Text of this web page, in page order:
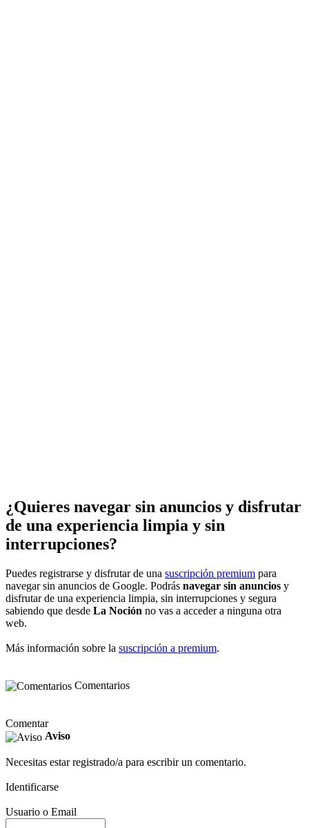
¿Quieres navegar sin anuncios y disfrutar
de una experiencia limpia y sin
interrupciones?
Puedes registrarse y disfrutar de una suscripción premium para
navegar sin anuncios de Google. Podrás navegar sin anuncios y
disfrutar de una experiencia limpia, sin interrupciones y segura
sabiendo que desde La Noción no vas a acceder a ninguna otra
web.
Más información sobre la suscripción a premium.
Comentarios
Comentar
Aviso
Necesitas estar registrado/a para escribir un comentario.
Identificarse
Usuario o Email